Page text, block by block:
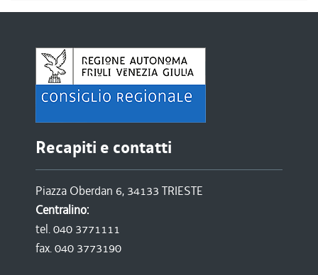
Recapiti e contatti
Piazza Oberdan 6, 34133 TRIESTE
Centralino:
tel. 040 3771111
fax. 040 3773190